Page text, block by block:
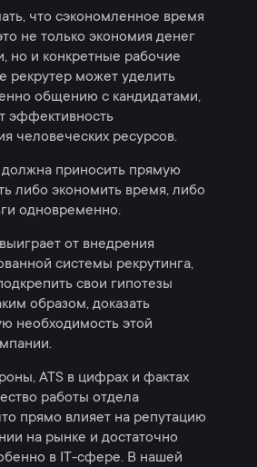
что сэкономленное время
не только экономия денег
но и конкретные рабочие
рекрутер может уделить
общению с кандидатами,
эффективность
человеческих ресурсов.
приносить прямую
либо экономить время, либо
одновременно.
от внедрения
системы рекрутинга,
свои гипотезы
образом, доказать
необходимость этой
ATS в цифрах и фактах
работы отдела
прямо влияет на репутацию
на рынке и достаточно
в IT-сфере. В нашей